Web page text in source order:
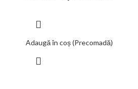
Adaugă în coș (Precomadă)